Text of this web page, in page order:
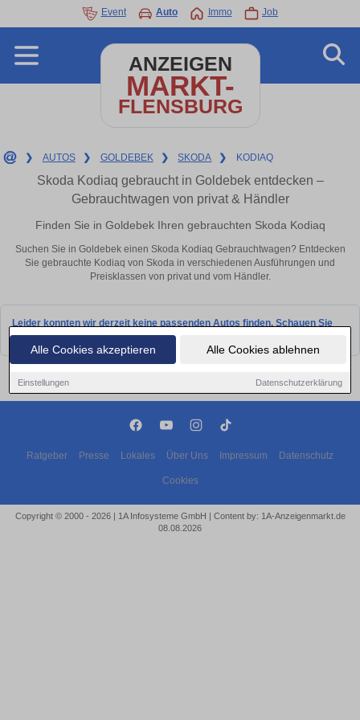
Alle Cookies akzeptieren Alle Cookies ablehnen
Einstellungen Datenschutzerklärung
Event Auto Immo Job
ANZEIGEN
MARKT-
FLENSBURG
❯ AUTOS ❯ GOLDEBEK ❯ SKODA ❯ KODIAQ
Skoda Kodiaq gebraucht in Goldebek entdecken –
Gebrauchtwagen von privat & Händler
Finden Sie in Goldebek Ihren gebrauchten Skoda Kodiaq
Suchen Sie in Goldebek einen Skoda Kodiaq Gebrauchtwagen? Entdecken
Sie gebrauchte Kodiaq von Skoda in verschiedenen Ausführungen und
Preisklassen von privat und vom Händler.
Leider konnten wir derzeit keine passenden Autos finden. Schauen Sie
bald wieder vorbei!
Ratgeber Presse Lokales Über Uns Impressum Datenschutz
Cookies
Copyright © 2000 - 2026 | 1A Infosysteme GmbH | Content by: 1A-Anzeigenmarkt.de
08.08.2026